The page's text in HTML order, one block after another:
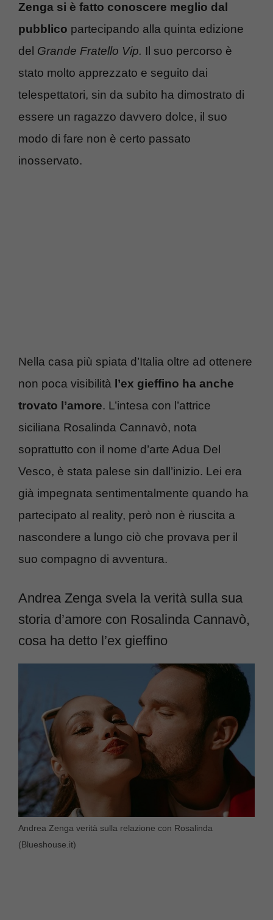
Zenga si è fatto conoscere meglio dal
pubblico partecipando alla quinta edizione
del Grande Fratello Vip. Il suo percorso è
stato molto apprezzato e seguito dai
telespettatori, sin da subito ha dimostrato di
essere un ragazzo davvero dolce, il suo
modo di fare non è certo passato
inosservato.
Nella casa più spiata d’Italia oltre ad ottenere
non poca visibilità l’ex gieffino ha anche
trovato l’amore. L’intesa con l’attrice
siciliana Rosalinda Cannavò, nota
soprattutto con il nome d’arte Adua Del
Vesco, è stata palese sin dall’inizio. Lei era
già impegnata sentimentalmente quando ha
partecipato al reality, però non è riuscita a
nascondere a lungo ciò che provava per il
suo compagno di avventura.
Andrea Zenga svela la verità sulla sua
storia d’amore con Rosalinda Cannavò,
cosa ha detto l’ex gieffino
Andrea Zenga verità sulla relazione con Rosalinda
(Blueshouse.it)